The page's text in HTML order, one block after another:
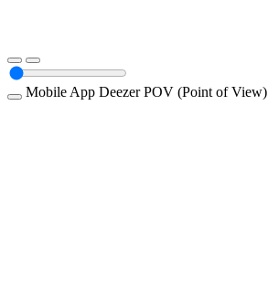
Mobile App DeezerPOV (Point of View)